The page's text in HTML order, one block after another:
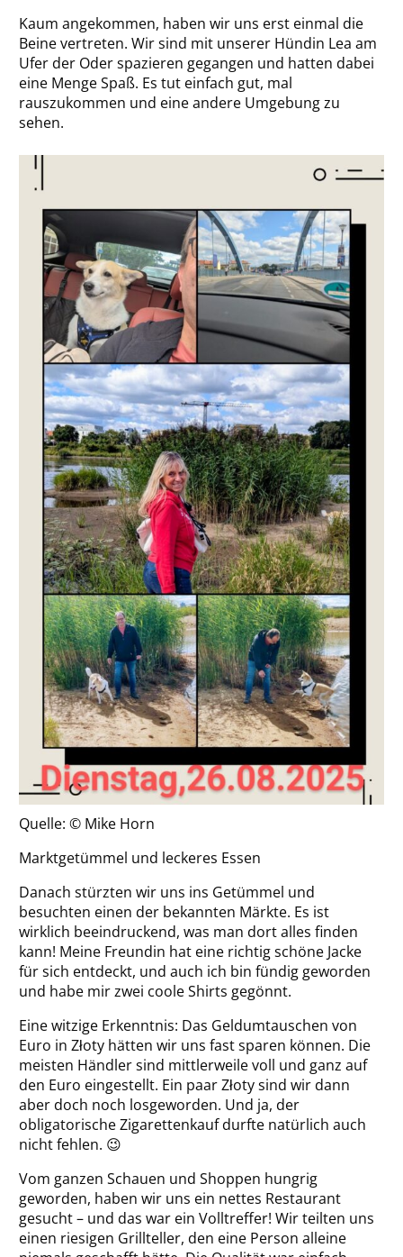
Kaum angekommen, haben wir uns erst einmal die
Beine vertreten. Wir sind mit unserer Hündin Lea am
Ufer der Oder spazieren gegangen und hatten dabei
eine Menge Spaß. Es tut einfach gut, mal
rauszukommen und eine andere Umgebung zu
sehen.
Quelle: © Mike Horn
Marktgetümmel und leckeres Essen
Danach stürzten wir uns ins Getümmel und
besuchten einen der bekannten Märkte. Es ist
wirklich beeindruckend, was man dort alles finden
kann! Meine Freundin hat eine richtig schöne Jacke
für sich entdeckt, und auch ich bin fündig geworden
und habe mir zwei coole Shirts gegönnt.
Eine witzige Erkenntnis: Das Geldumtauschen von
Euro in Złoty hätten wir uns fast sparen können. Die
meisten Händler sind mittlerweile voll und ganz auf
den Euro eingestellt. Ein paar Złoty sind wir dann
aber doch noch losgeworden. Und ja, der
obligatorische Zigarettenkauf durfte natürlich auch
nicht fehlen. 😉
Vom ganzen Schauen und Shoppen hungrig
geworden, haben wir uns ein nettes Restaurant
gesucht – und das war ein Volltreffer! Wir teilten uns
einen riesigen Grillteller, den eine Person alleine